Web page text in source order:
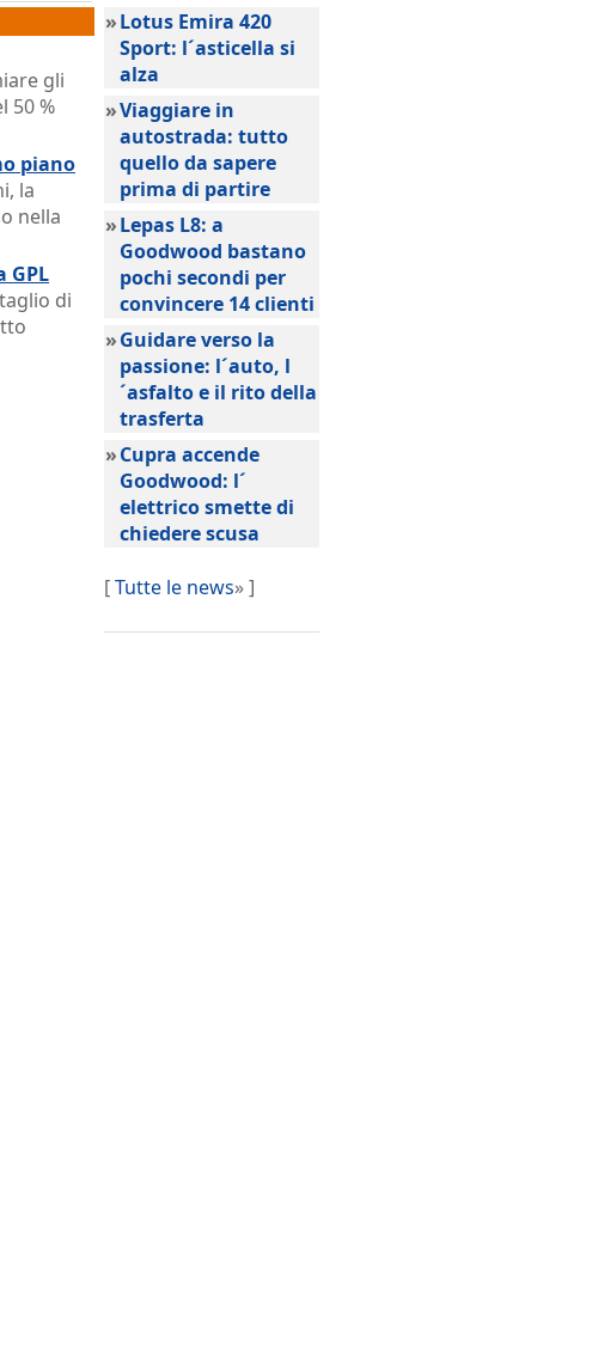
gli
50 %
piano
la
nella
GPL
di
»Lotus Emira 420
Sport: l´asticella si
alza
»Viaggiare in
autostrada: tutto
quello da sapere
prima di partire
»Lepas L8: a
Goodwood bastano
pochi secondi per
convincere 14 clienti
»Guidare verso la
passione: l´auto, l
´asfalto e il rito della
trasferta
»Cupra accende
Goodwood: l´
elettrico smette di
chiedere scusa
[Tutte le news» ]